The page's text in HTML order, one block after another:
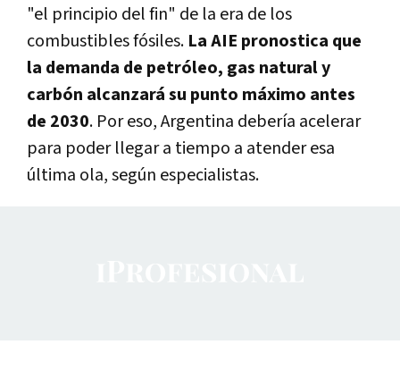
"el principio del fin" de la era de los
combustibles fósiles. La AIE pronostica que
la demanda de petróleo, gas natural y
carbón alcanzará su punto máximo antes
de 2030. Por eso, Argentina debería acelerar
para poder llegar a tiempo a atender esa
última ola, según especialistas.